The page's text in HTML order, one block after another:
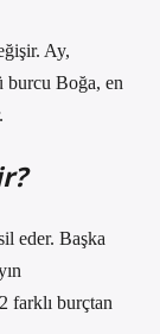
Ay,
burcu Boğa, en
eder. Başka
farklı burçtan